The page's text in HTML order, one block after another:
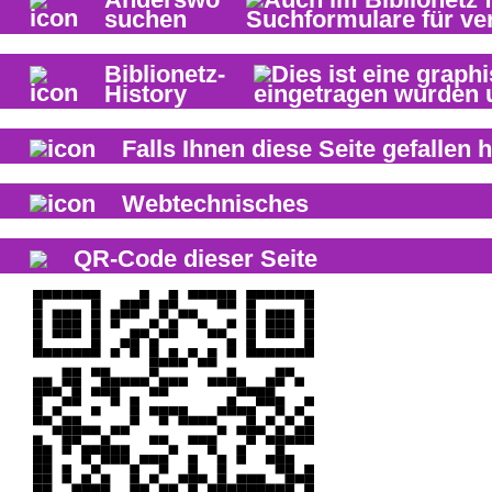
suchen
Biblionetz-
History
Falls Ihnen diese Seite gefallen
Webtechnisches
QR-Code dieser Seite